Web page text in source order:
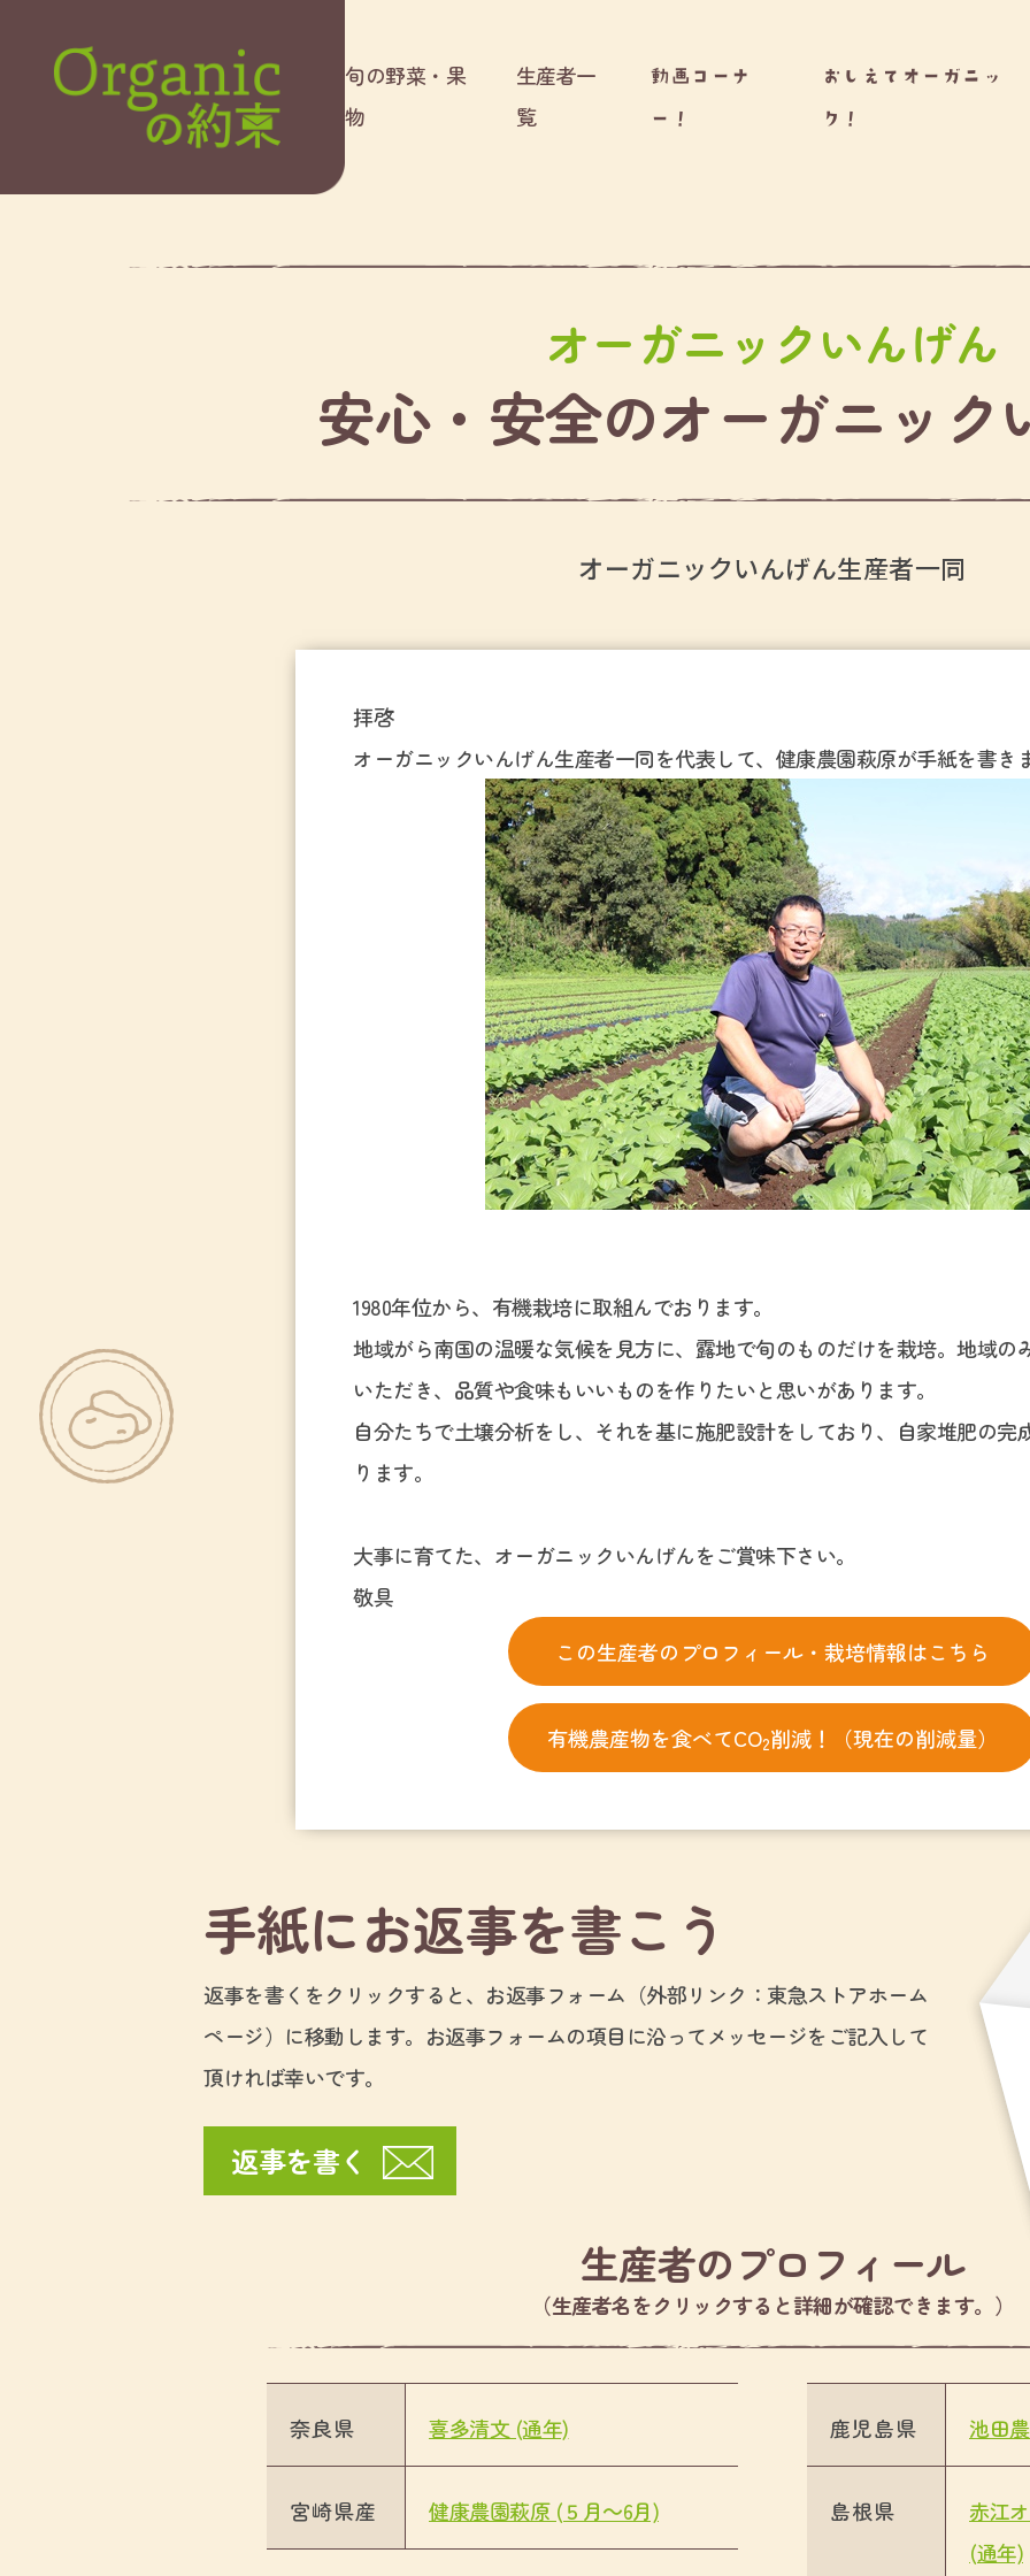
旬の野菜・果
物
生産者一
覧
動画コーナ
ー！
おしえてオーガニッ
ク！
オーガニックいんげん
安心・安全のオーガニック
オーガニックいんげん生産者一同
拝啓
オーガニックいんげん生産者一同を代表して、健康農園萩原が手紙を書き
1980年位から、有機栽培に取組んでおります。
地域がら南国の温暖な気候を見方に、露地で旬のものだけを栽培。地域の
いただき、品質や食味もいいものを作りたいと思いがあります。
自分たちで土壌分析をし、それを基に施肥設計をしており、自家堆肥の完
ります。
大事に育てた、オーガニックいんげんをご賞味下さい。
敬具
この生産者のプロフィール・栽培情報はこちら
有機農産物を食べてCO2削減！（現在の削減量）
手紙にお返事を書こう
返事を書くをクリックすると、お返事フォーム（外部リンク：東急ストアホーム
ページ）に移動します。お返事フォームの項目に沿ってメッセージをご記入して
頂ければ幸いです。
返事を書く
生産者のプロフィール
（生産者名をクリックすると詳細が確認できます。）
奈良県 喜多清文 (通年)
宮崎県産 健康農園萩原 (５月～6月)
鹿児島県 池田
島根県
赤江
(通年)